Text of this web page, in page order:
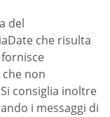
del
che risulta
non
consiglia inoltre
i messaggi di